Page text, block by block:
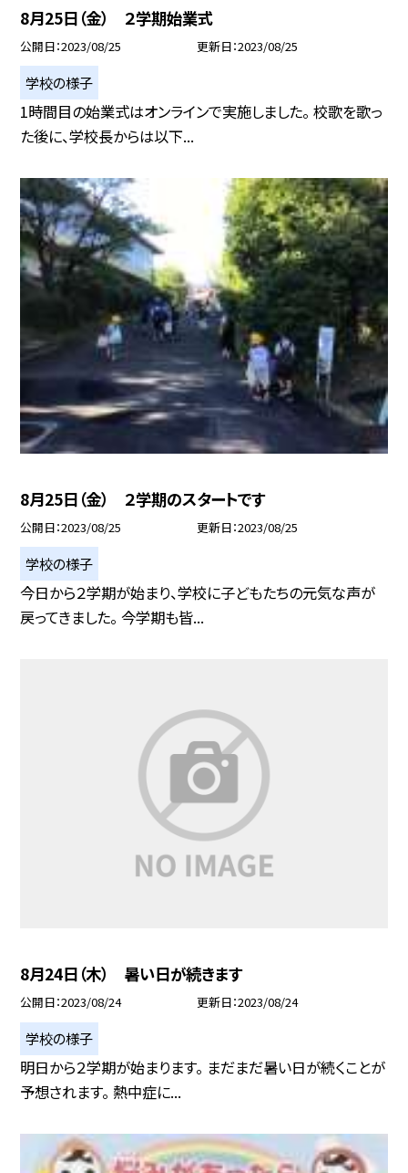
8月25日（金） ２学期始業式
公開日 2023/08/25 更新日 2023/08/25
学校の様子
1時間目の始業式はオンラインで実施しました。 校歌を歌っ
た後に、学校長からは以下...
8月25日（金） ２学期のスタートです
公開日 2023/08/25 更新日 2023/08/25
学校の様子
今日から２学期が始まり、学校に子どもたちの元気な声が
戻ってきました。 今学期も皆...
8月24日（木） 暑い日が続きます
公開日 2023/08/24 更新日 2023/08/24
学校の様子
明日から２学期が始まります。 まだまだ暑い日が続くことが
予想されます。 熱中症に...